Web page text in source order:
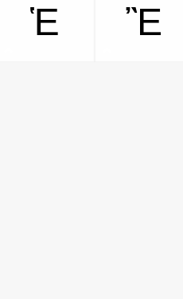
Ἑ Ἒ